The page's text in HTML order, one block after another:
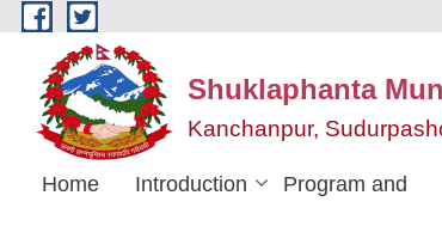
Skip to main content
Shuklaphanta
Kanchanpur,
Home Introduction Program and